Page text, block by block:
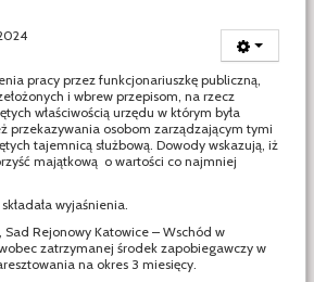
pracy przez funkcjonariuszkę publiczną,
i wbrew przepisom, na rzecz
właściwością urzędu w którym była
przekazywania osobom zarządzającym tymi
tajemnicą służbową. Dowody wskazują, iż
majątkową o wartości co najmniej
wyjaśnienia.
Rejonowy Katowice – Wschód w
zatrzymanej środek zapobiegawczy w
na okres 3 miesięcy.